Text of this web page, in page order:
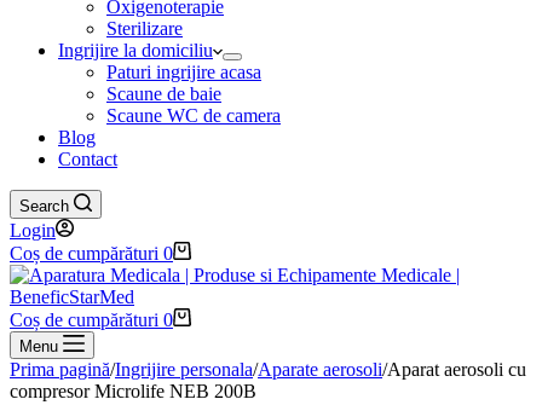
Oxigenoterapie
Sterilizare
Ingrijire la domiciliu
Paturi ingrijire acasa
Scaune de baie
Scaune WC de camera
Blog
Contact
Search
Login
Coș de cumpărături 0
Coș de cumpărături 0
Menu
Prima pagină/Ingrijire personala/Aparate aerosoli/Aparat aerosoli cu
compresor Microlife NEB 200B